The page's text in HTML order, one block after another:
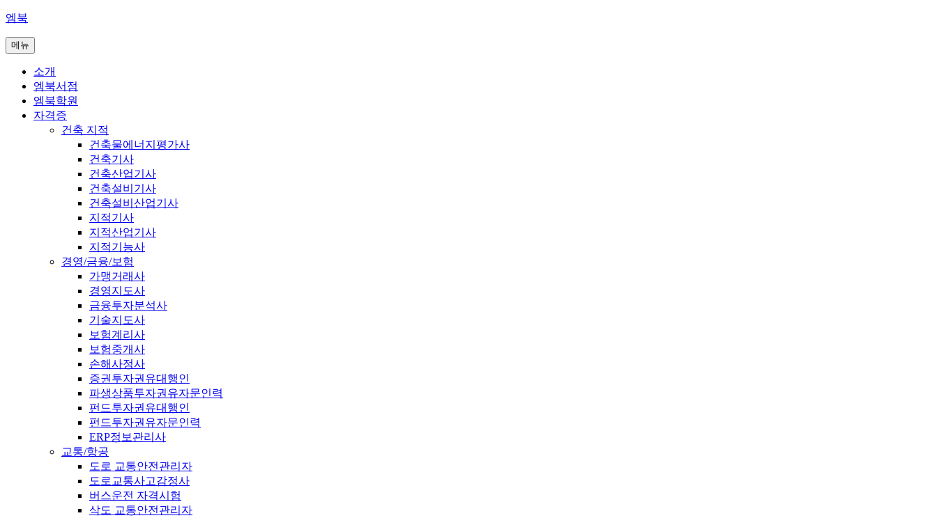
콘
츠
엠북
메뉴
소개
엠북서점
엠북학원
자격증
건축 지적
건축물에너지평가사
건축기사
건축산업기사
건축설비기사
건축설비산업기사
지적기사
지적산업기사
지적기능사
경영/금융/보험
가맹거래사
경영지도사
금융투자분석사
기술지도사
보험계리사
보험중개사
손해사정사
증권투자권유대행인
파생상품투자권유자문인력
펀드투자권유대행인
펀드투자권유자문인력
ERP정보관리사
교통/항공
도로 교통안전관리자
도로교통사고감정사
버스운전 자격시험
삭도 교통안전관리자